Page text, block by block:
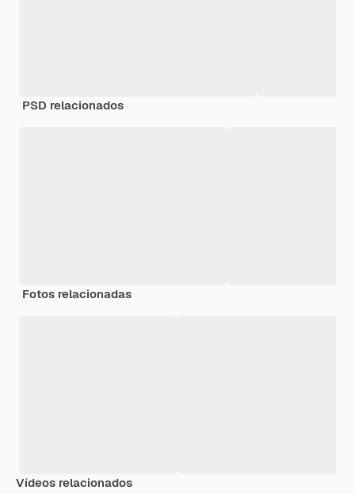
PSD relacionados
Fotos relacionadas
Vídeos relacionados